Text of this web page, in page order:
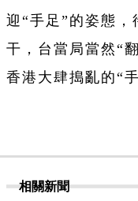
迎“手足”的姿態，
干，台當局當然“
香港大肆搗亂的“
相關新聞